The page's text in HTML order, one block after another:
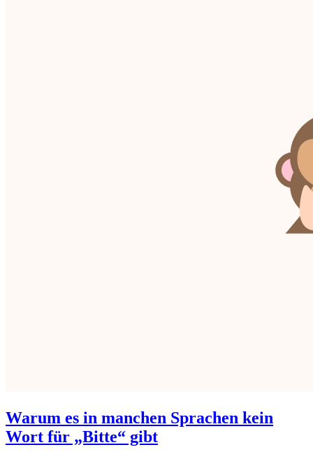
Warum es in manchen Sprachen kein
Wort für „Bitte“ gibt